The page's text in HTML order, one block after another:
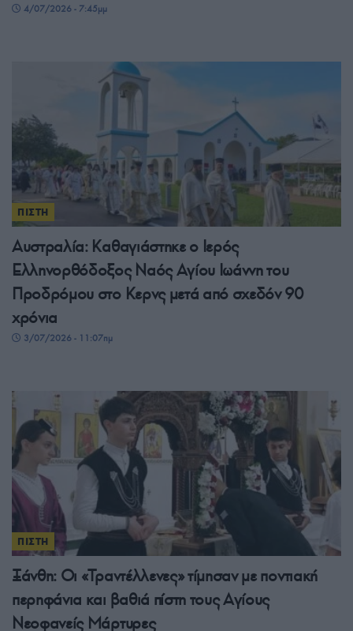
4/07/2026 - 7:45μμ
ΠΙΣΤΗ
Αυστραλία: Καθαγιάστηκε ο Ιερός
Ελληνορθόδοξος Ναός Αγίου Ιωάννη του
Προδρόμου στο Κερνς μετά από σχεδόν 90
χρόνια
3/07/2026 - 11:07πμ
ΠΙΣΤΗ
Ξάνθη: Οι «Τραντέλλενες» τίμησαν με ποντιακή
περηφάνια και βαθιά πίστη τους Αγίους
Νεοφανείς Μάρτυρες